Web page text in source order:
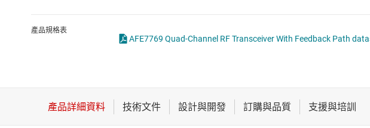
時鐘與計時 馬達驅動器
產品規格表
AFE7769 Quad-Channel RF Transceiver With